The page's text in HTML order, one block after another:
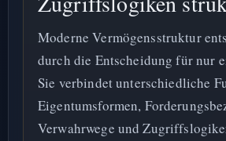
Moderne Vermögensstruktur
durch die Entscheidung für nur
Sie verbindet unterschiedliche
Eigentumsformen,
Verwahrwege und